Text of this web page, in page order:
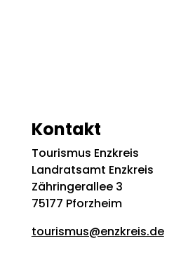
Kontakt
Tourismus Enzkreis
Landratsamt Enzkreis
Zähringerallee 3
75177 Pforzheim
tourismus@enzkreis.de